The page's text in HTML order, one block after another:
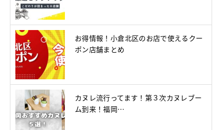
お得情報！小倉北区のお店で使えるクー
ポン店舗まとめ
カヌレ流行ってます！第３次カヌレブー
ム到来！福岡…